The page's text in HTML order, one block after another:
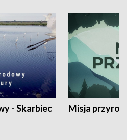
- Skarbiec
Misja